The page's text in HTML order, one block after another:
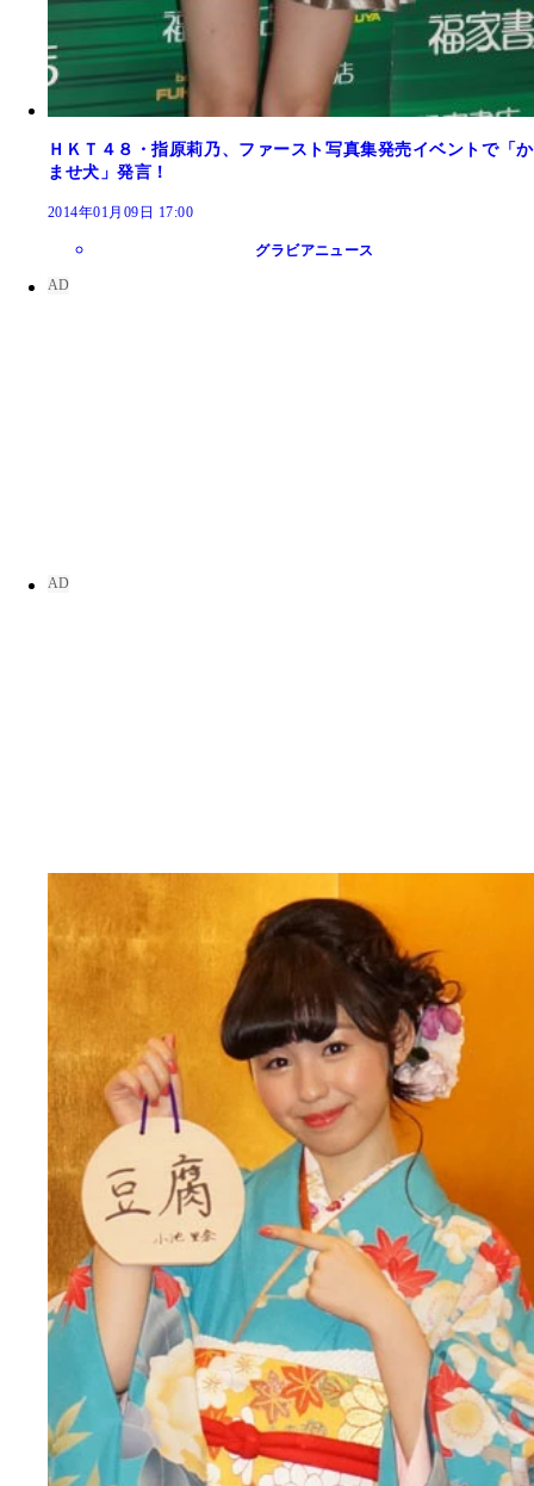
ＨＫＴ４８・指原莉乃、ファースト写真集発売イベントで「か
ませ犬」発言！
2014年01月09日 17:00
グラビアニュース